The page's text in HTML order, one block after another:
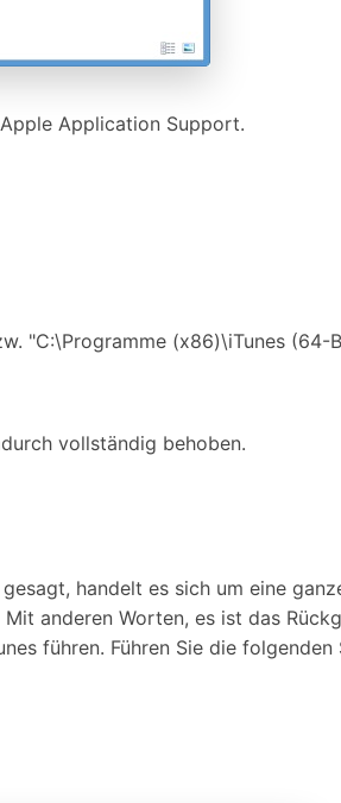
Application Support.
"C:\Programme (x86)\iTunes (64-
vollständig behoben.
handelt es sich um eine
anderen Worten, es ist das
führen. Führen Sie die folgenden